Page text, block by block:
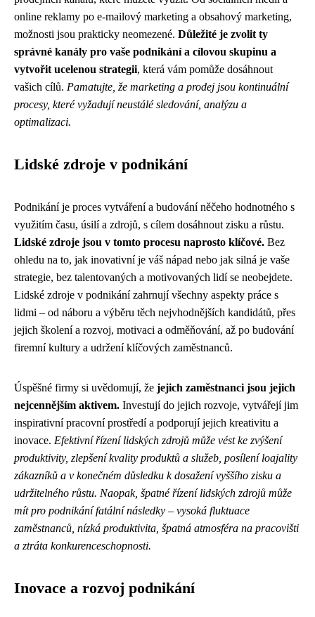
online reklamy po e-mailový marketing a obsahový marketing,
možnosti jsou prakticky neomezené. Důležité je zvolit ty
správné kanály pro vaše podnikání a cílovou skupinu a
vytvořit ucelenou strategii, která vám pomůže dosáhnout
vašich cílů. Pamatujte, že marketing a prodej jsou kontinuální
procesy, které vyžadují neustálé sledování, analýzu a
optimalizaci.
Lidské zdroje v podnikání
Podnikání je proces vytváření a budování něčeho hodnotného s
využitím času, úsilí a zdrojů, s cílem dosáhnout zisku a růstu.
Lidské zdroje jsou v tomto procesu naprosto klíčové. Bez
ohledu na to, jak inovativní je váš nápad nebo jak silná je vaše
strategie, bez talentovaných a motivovaných lidí se neobejdete.
Lidské zdroje v podnikání zahrnují všechny aspekty práce s
lidmi – od náboru a výběru těch nejvhodnějších kandidátů, přes
jejich školení a rozvoj, motivaci a odměňování, až po budování
firemní kultury a udržení klíčových zaměstnanců.
Úspěšné firmy si uvědomují, že jejich zaměstnanci jsou jejich
nejcennějším aktivem. Investují do jejich rozvoje, vytvářejí jim
inspirativní pracovní prostředí a podporují jejich kreativitu a
inovace. Efektivní řízení lidských zdrojů může vést ke zvýšení
produktivity, zlepšení kvality produktů a služeb, posílení loajality
zákazníků a v konečném důsledku k dosažení vyššího zisku a
udržitelného růstu. Naopak, špatné řízení lidských zdrojů může
mít pro podnikání fatální následky – vysoká fluktuace
zaměstnanců, nízká produktivita, špatná atmosféra na pracovišti
a ztráta konkurenceschopnosti.
Inovace a rozvoj podnikání